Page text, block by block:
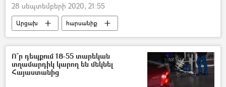
28 սեպտեմբերի 2020, 21:55
Արցախ
հարսանիք
Ստեփանակերտ
Ո՞ր դեպքում 18-55 տարեկան
տղամարդիկ կարող են մեկնել
Հայաստանից